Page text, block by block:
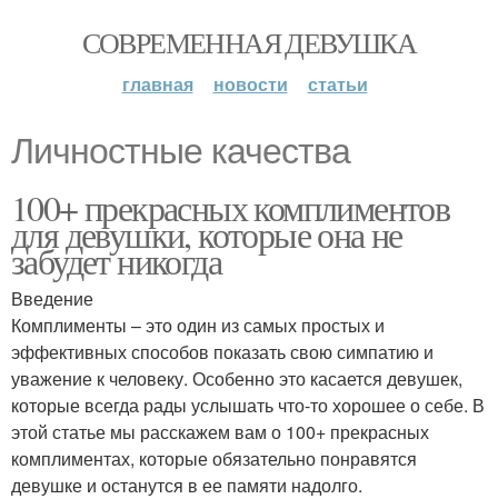
СОВРЕМЕННАЯ ДЕВУШКА
главная новости статьи
Личностные качества
100+ прекрасных комплиментов
для девушки, которые она не
забудет никогда
Введение
Комплименты – это один из самых простых и
эффективных способов показать свою симпатию и
уважение к человеку. Особенно это касается девушек,
которые всегда рады услышать что-то хорошее о себе. В
этой статье мы расскажем вам о 100+ прекрасных
комплиментах, которые обязательно понравятся
девушке и останутся в ее памяти надолго.